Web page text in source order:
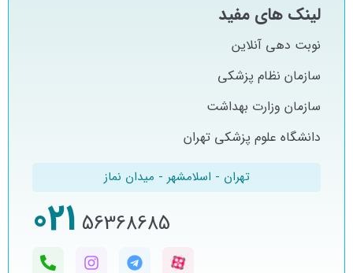
لینک های مفید
نوبت دهی آنلاین
سازمان نظام پزشکی
سازمان وزارت بهداشت
دانشگاه علوم پزشکی تهران
تهران - اسلامشهر - میدان نماز
56368685
021